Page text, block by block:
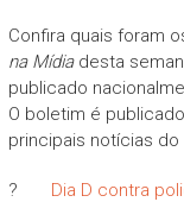
Confira quais foram
na Mídiadesta
publicado
O boletim é
principais notícias
? Dia D contra